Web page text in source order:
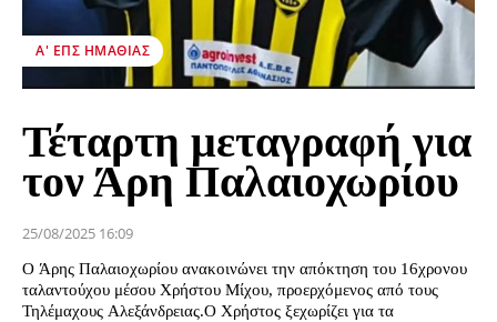
Α' ΕΠΣ ΗΜΑΘΊΑΣ
Τέταρτη μεταγραφή για
τον Άρη Παλαιοχωρίου
25/08/2025 16:09
Ο Άρης Παλαιοχωρίου ανακοινώνει την απόκτηση του 16χρονου
ταλαντούχου μέσου Χρήστου Μίχου, προερχόμενος από τους
Τηλέμαχους Αλεξάνδρειας.Ο Χρήστος ξεχωρίζει για τα